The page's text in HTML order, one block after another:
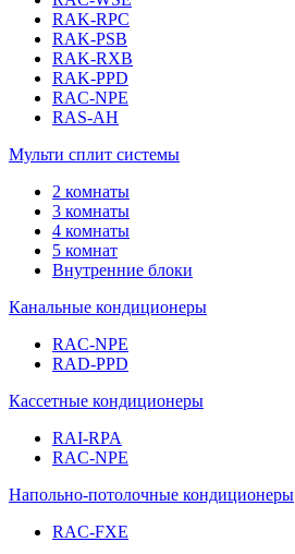
RAK-RPC
RAK-PSB
RAK-RXB
RAK-PPD
RAC-NPE
RAS-AH
Мульти сплит системы
2 комнаты
3 комнаты
4 комнаты
5 комнат
Внутренние блоки
Канальные кондиционеры
RAC-NPE
RAD-PPD
Кассетные кондиционеры
RAI-RPA
RAC-NPE
Напольно-потолочные кондиционеры
RAC-FXE